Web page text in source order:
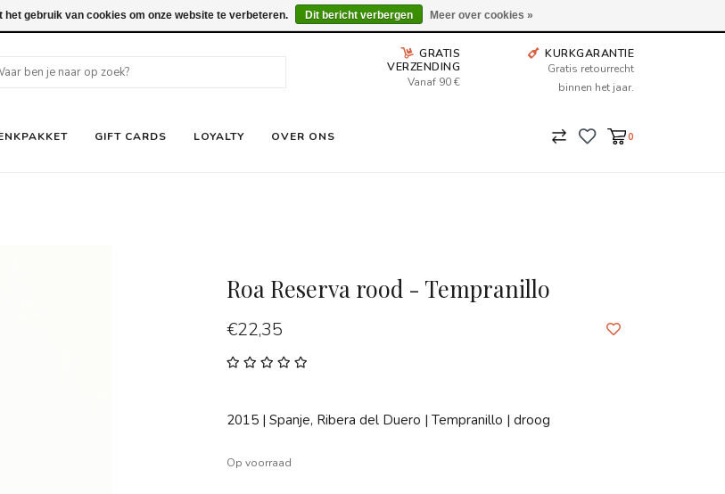
Wij leveren tot aan uw deur. Afhalen is mogelijk.
GRATIS
VERZENDING
Vanaf 90 €
KURKGARANTIE
Gratis retourrecht
binnen het jaar.
GIFT CARDS LOYALTY OVER ONS 0
Roa Reserva rood - Tempranillo
€22,35
2015 | Spanje, Ribera del Duero | Tempranillo | droog
Op voorraad
gebruik van cookies om onze website te verbeteren. Dit bericht verbergen Meer over cookies »